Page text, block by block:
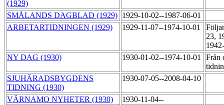
(1929)
SMÅLANDS DAGBLAD (1929) 1929-10-02--1987-06-01
ARBETARTIDNINGEN (1929)
1929-11-07--1974-10-01
23,
NY DAG (1930)
1930-01-02--1974-10-01
Från
SJUHÄRADSBYGDENS
TIDNING (1930)
1930-07-05--2008-04-10
VÄRNAMO NYHETER (1930)
1930-11-04--